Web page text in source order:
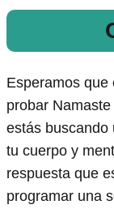
Esperamos
probar
estás buscando
tu cuerpo y
respuesta que
programar una